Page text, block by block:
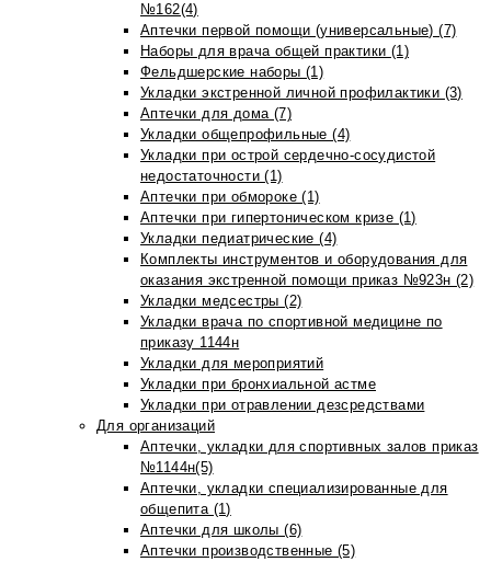
№162(4)
Аптечки первой помощи (универсальные) (7)
Наборы для врача общей практики (1)
Фельдшерские наборы (1)
Укладки экстренной личной профилактики (3)
Аптечки для дома (7)
Укладки общепрофильные (4)
Укладки при острой сердечно-сосудистой
недостаточности (1)
Аптечки при обмороке (1)
Аптечки при гипертоническом кризе (1)
Укладки педиатрические (4)
Комплекты инструментов и оборудования для
оказания экстренной помощи приказ №923н (2)
Укладки медсестры (2)
Укладки врача по спортивной медицине по
приказу 1144н
Укладки для мероприятий
Укладки при бронхиальной астме
Укладки при отравлении дезсредствами
Для организаций
Аптечки, укладки для спортивных залов приказ
№1144н(5)
Аптечки, укладки специализированные для
общепита (1)
Аптечки для школы (6)
Аптечки производственные (5)